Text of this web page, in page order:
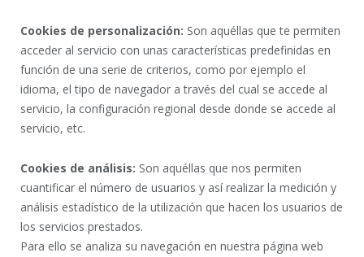
Cookies de personalización: Son aquéllas que te permiten
acceder al servicio con unas características predefinidas en
función de una serie de criterios, como por ejemplo el
idioma, el tipo de navegador a través del cual se accede al
servicio, la configuración regional desde donde se accede al
servicio, etc.
Cookies de análisis: Son aquéllas que nos permiten
cuantificar el número de usuarios y así realizar la medición y
análisis estadístico de la utilización que hacen los usuarios de
los servicios prestados.
Para ello se analiza su navegación en nuestra página web